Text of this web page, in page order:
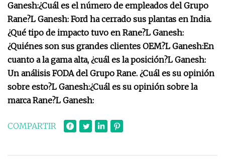
Ganesh:¿Cuál es el número de empleados del Grupo
Rane?L Ganesh: Ford ha cerrado sus plantas en India.
¿Qué tipo de impacto tuvo en Rane?L Ganesh:
¿Quiénes son sus grandes clientes OEM?L Ganesh:En
cuanto a la gama alta, ¿cuál es la posición?L Ganesh:
Un análisis FODA del Grupo Rane. ¿Cuál es su opinión
sobre esto?L Ganesh:¿Cuál es su opinión sobre la
marca Rane?L Ganesh:
COMPARTIR